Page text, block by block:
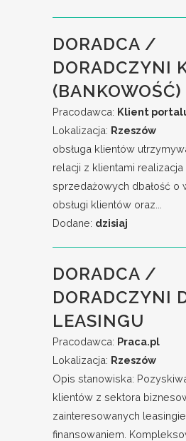
DORADCA /
DORADCZYNI
(BANKOWOŚĆ)
Pracodawca: Klient
Lokalizacja: Rzeszów
obsługa klientów
relacji z klientami
sprzedażowych dbałość o
obsługi klientów oraz...
Dodane: dzisiaj
DORADCA /
DORADCZYNI
LEASINGU
Pracodawca: Praca.pl
Lokalizacja: Rzeszów
Opis stanowiska:
klientów z sektora
zainteresowanych
finansowaniem.